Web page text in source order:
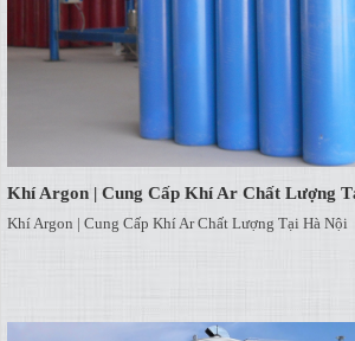
Khí Argon | Cung Cấp Khí Ar Chất Lượng
Khí Argon | Cung Cấp Khí Ar Chất Lượng Tại Hà Nội